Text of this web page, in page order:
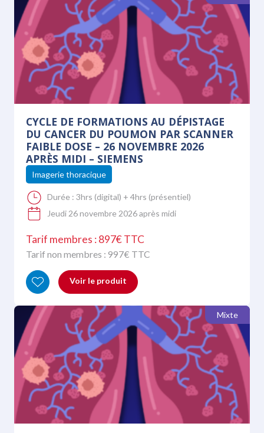
CYCLE DE FORMATIONS AU DÉPISTAGE
DU CANCER DU POUMON PAR SCANNER
FAIBLE DOSE – 26 NOVEMBRE 2026
APRÈS MIDI – SIEMENS
Imagerie thoracique
Durée : 3hrs (digital) + 4hrs (présentiel)
Jeudi 26 novembre 2026 après midi
Tarif membres : 897€ TTC
Tarif non membres : 997€ TTC
Voir le produit
Mixte